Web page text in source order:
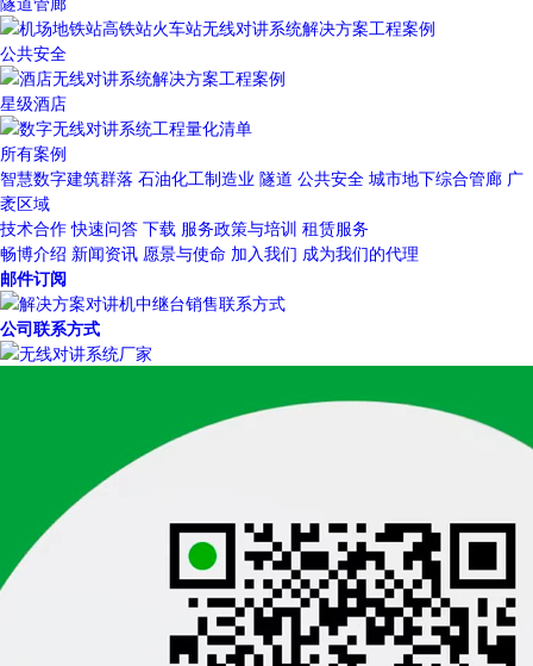
公共安全
星级酒店
所有案例
智慧数字建筑群落 石油化工制造业 隧道 公共安全 城市地下综合管廊 广
袤区域
技术合作 快速问答 下载 服务政策与培训 租赁服务
畅博介绍 新闻资讯 愿景与使命 加入我们 成为我们的代理
邮件订阅
公司联系方式